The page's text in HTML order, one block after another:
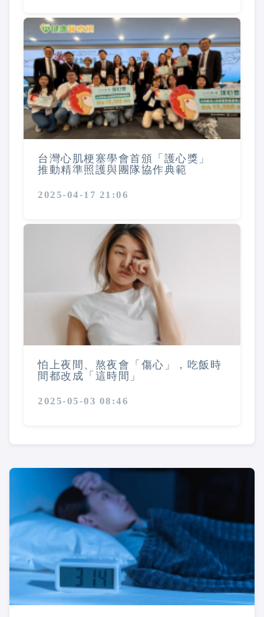
台灣心肌梗塞學會首頒「護心獎」
推動精準照護與團隊協作典範
2025-04-17 21:06
怕上夜間、熬夜會「傷心」，吃飯時
間都改成「這時間」
2025-05-03 08:46